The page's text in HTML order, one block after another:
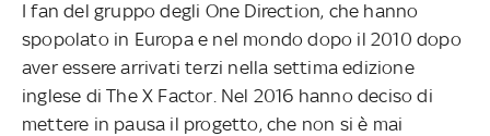
I fan del gruppo degli One Direction, che hanno
spopolato in Europa e nel mondo dopo il 2010 dopo
aver essere arrivati terzi nella settima edizione
inglese di The X Factor. Nel 2016 hanno deciso di
mettere in pausa il progetto, che non si è mai